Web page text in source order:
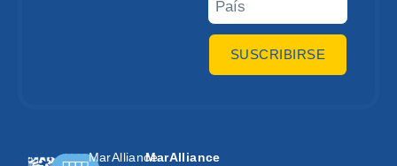
SUSCRIBIRSE
MarAllianceMarAlliance